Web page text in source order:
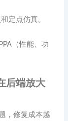
定点仿真。
（性能、功
后端放大
，修复成本越